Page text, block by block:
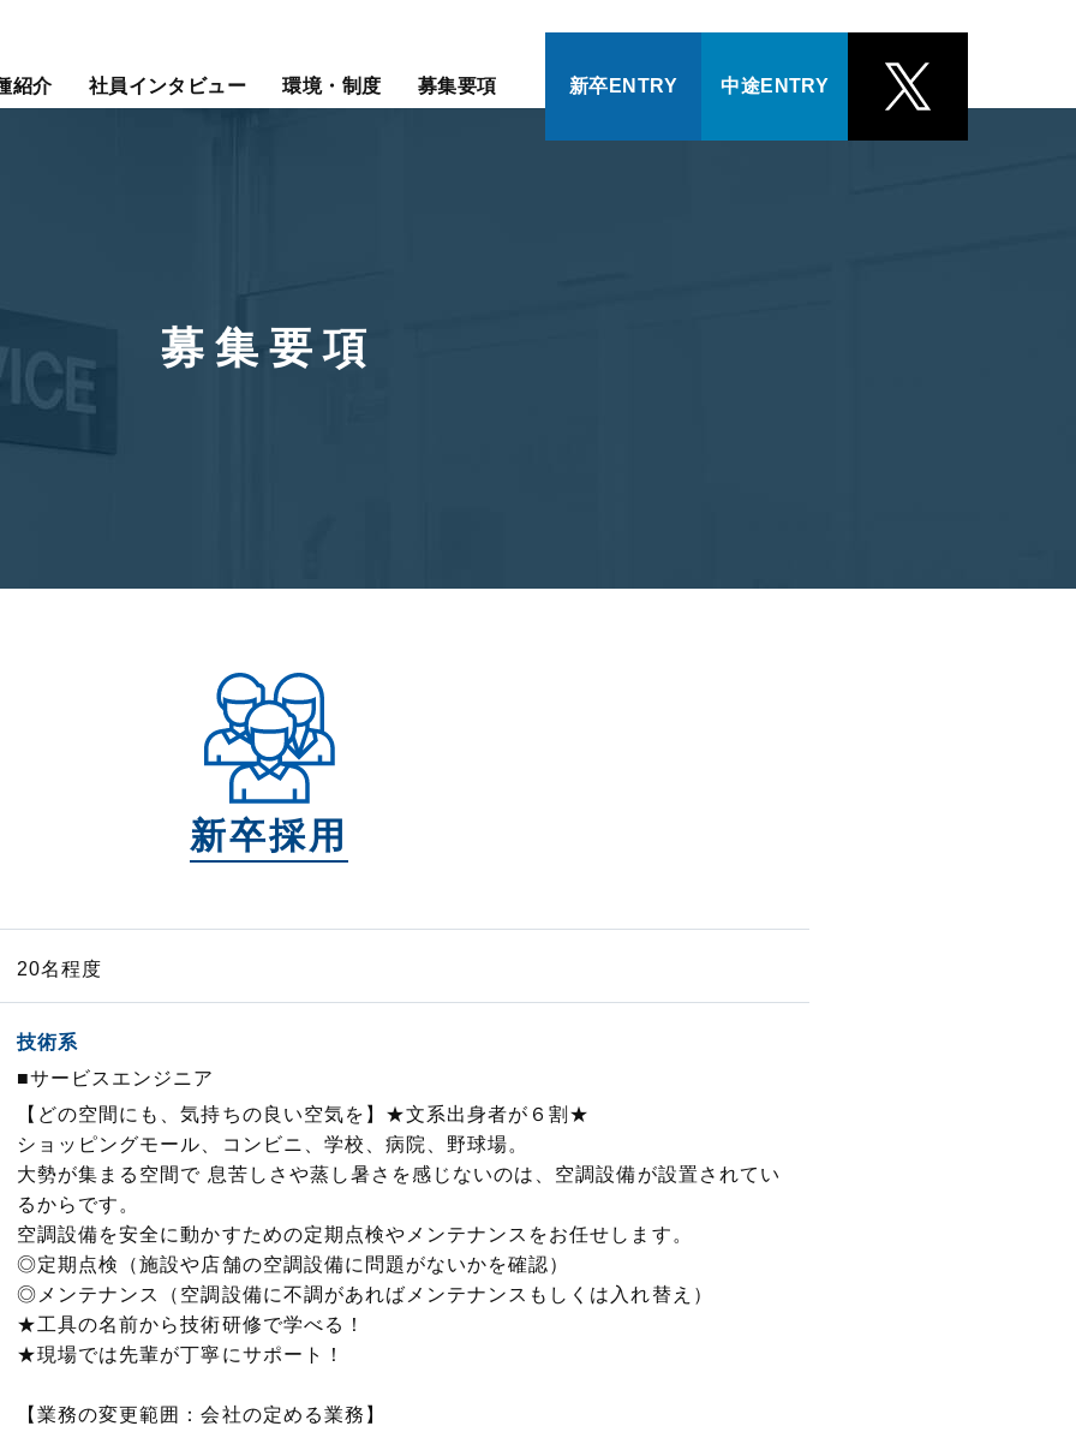
紹介 社員インタビュー 環境・制度 募集要項 新卒ENTRY 中途ENTRY
募集要項
新卒採用
20名程度
技術系
■サービスエンジニア
【どの空間にも、気持ちの良い空気を】★文系出身者が６割★
ショッピングモール、コンビニ、学校、病院、野球場。
大勢が集まる空間で 息苦しさや蒸し暑さを感じないのは、空調設備が設置されてい
るからです。
空調設備を安全に動かすための定期点検やメンテナンスをお任せします。
◎定期点検（施設や店舗の空調設備に問題がないかを確認）
◎メンテナンス（空調設備に不調があればメンテナンスもしくは入れ替え）
★工具の名前から技術研修で学べる！
★現場では先輩が丁寧にサポート！
【業務の変更範囲：会社の定める業務】